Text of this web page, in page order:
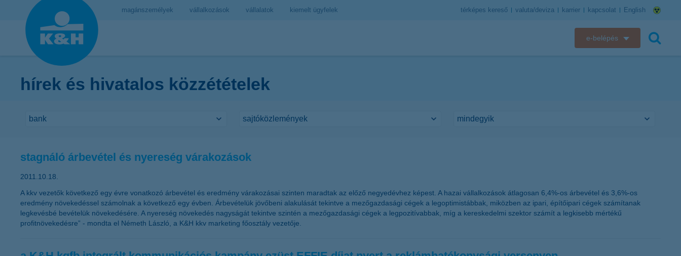
magánszemélyek vállalkozások vállalatok kiemelt ügyfelek térképes kereső valuta/deviza karrier kapcsolat English
e-belépés
K&H e-kártyafelület
hírek és hivatalos közzétételek
stagnáló árbevétel és nyereség várakozások
2011.10.18.
A kkv vezetők következő egy évre vonatkozó árbevétel és eredmény várakozásai szinten maradtak az előző negyedévhez képest. A hazai vállalkozások átlagosan 6,4%-os árbevétel és 3,6%-os
eredmény növekedéssel számolnak a következő egy évben. Árbevételük jövőbeni alakulását tekintve a mezőgazdasági cégek a legoptimistábbak, miközben az ipari, építőipari cégek számítanak
legkevésbé bevételük növekedésére. A nyereség növekedés nagyságát tekintve szintén a mezőgazdasági cégek a legpozitívabbak, míg a kereskedelmi szektor számít a legkisebb mértékű
profitnövekedésre” - mondta el Németh László, a K&H kkv marketing főosztály vezetője.